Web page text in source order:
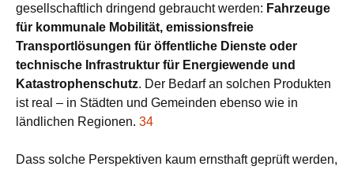
gesellschaftlich dringend gebraucht werden: Fahrzeuge
für kommunale Mobilität, emissionsfreie
Transportlösungen für öffentliche Dienste oder
technische Infrastruktur für Energiewende und
Katastrophenschutz. Der Bedarf an solchen Produkten
ist real – in Städten und Gemeinden ebenso wie in
ländlichen Regionen. 34
Dass solche Perspektiven kaum ernsthaft geprüft werden,